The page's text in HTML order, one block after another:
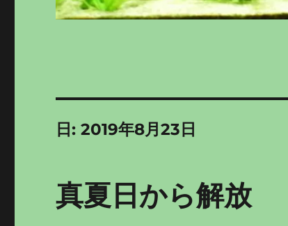
日:2019年8月23日
真夏日から解放